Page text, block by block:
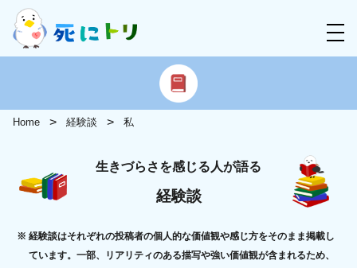
Home 経験談 私
生きづらさを感じる人が語る
経験談
経験談はそれぞれの投稿者の個人的な価値観や感じ方をそのまま掲載し
ています。一部、リアリティのある描写や強い価値観が含まれるため、